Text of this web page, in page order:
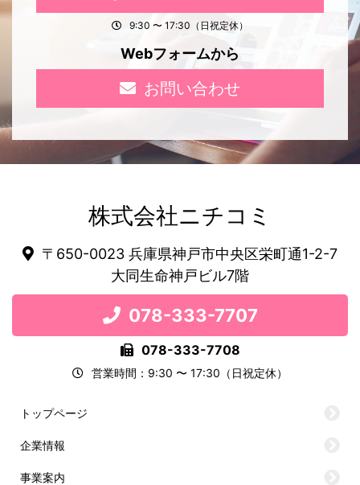
9:30 〜 17:30（日祝定休）
Webフォームから
お問い合わせ
株式会社ニチコミ
〒650-0023 兵庫県神戸市中央区栄町通1-2-7
大同生命神戸ビル7階
078-333-7707
078-333-7708
営業時間：9:30 〜 17:30（日祝定休）
トップページ
企業情報
事業案内